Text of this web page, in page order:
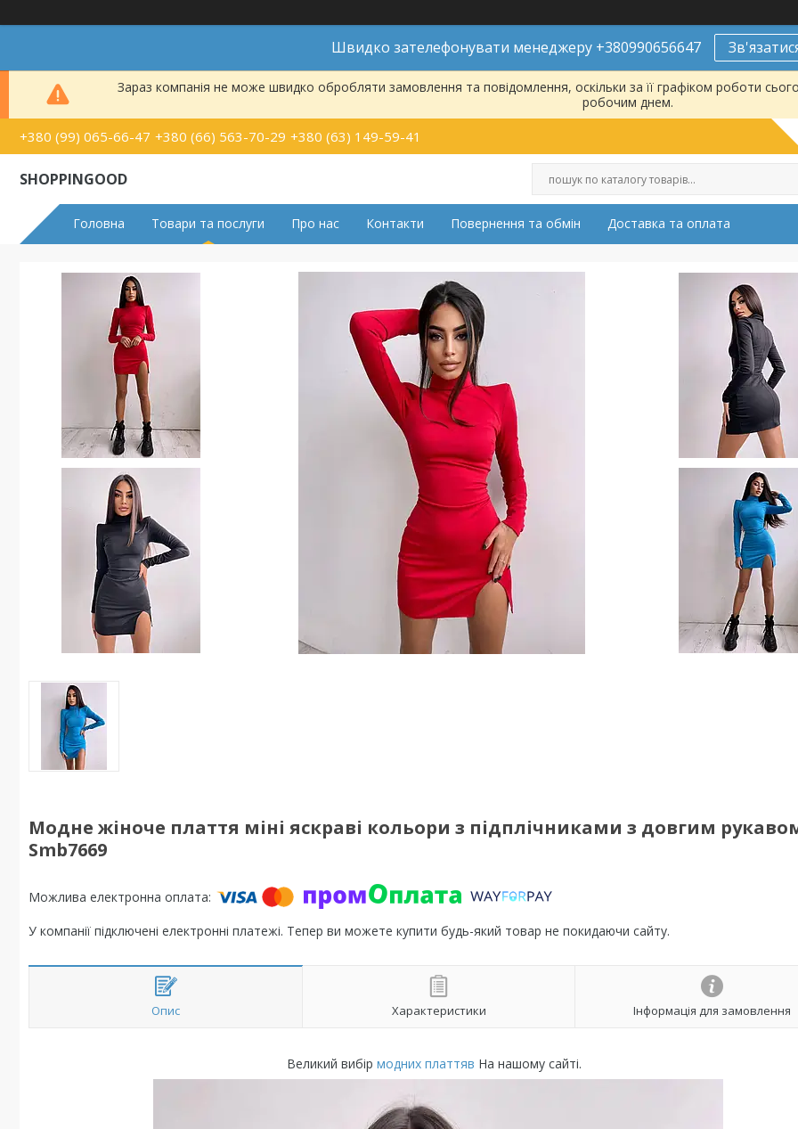
Швидко зателефонувати менеджеру +380990656647
Зараз компанія не може швидко обробляти замовлення та повідомлення, оскільки за її графіком роботи
робочим днем.
+380 (99) 065-66-47 +380 (66) 563-70-29 +380 (63) 149-59-41
SHOPPINGOOD
Головна Товари та послуги Про нас Контакти Повернення та обмін Доставка та оплата
Модне жіноче плаття міні яскраві кольори з підплічниками з довгим
Smb7669
У компанії підключені електронні платежі. Тепер ви можете купити будь-який товар не покидаючи сайту.
Опис Характеристики Інформація для замовлення
Великий вибір модних платтяв На нашому сайті.